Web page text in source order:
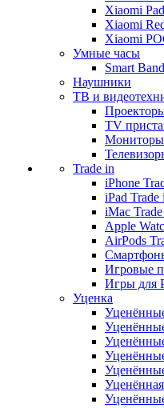
Xiaomi
Xiaomi
Xiaomi
Умные часы
Smart Band
Наушники
ТВ и
TV
Мониторы
Trade in
iPhone
iPad Trade
iMac
Apple
AirPods
Игровые
Игры для
Уценка